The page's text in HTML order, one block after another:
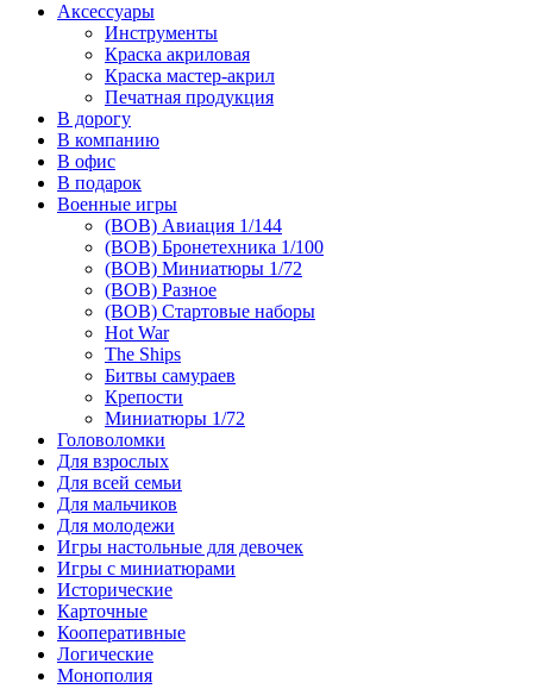
Аксессуары
Инструменты
Краска акриловая
Краска мастер-акрил
Печатная продукция
В дорогу
В компанию
В офис
В подарок
Военные игры
(ВОВ) Авиация 1/144
(ВОВ) Бронетехника 1/100
(ВОВ) Миниатюры 1/72
(ВОВ) Разное
(ВОВ) Стартовые наборы
Hot War
The Ships
Битвы самураев
Крепости
Миниатюры 1/72
Головоломки
Для взрослых
Для всей семьи
Для мальчиков
Для молодежи
Игры настольные для девочек
Игры с миниатюрами
Исторические
Карточные
Кооперативные
Логические
Монополия